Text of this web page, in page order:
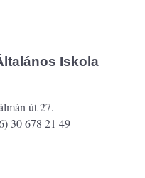
Iskola
út 27.
30 678 21 49